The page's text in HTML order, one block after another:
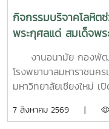
กิจกรรมบริจาคโลหิต
พระกุศลแด่ สมเด็จพร
นทิราเทพยวดี กรมห
ธิดา (สวนดอก 7 สค
งานอนามัย กองพัฒน
โรงพยาบาลมหาราชนค
มหาวิทยาลัยเชียงใหม่ เ
รกิติยาภา นเรนทิราเท
7 สิงหาคม 2569 |